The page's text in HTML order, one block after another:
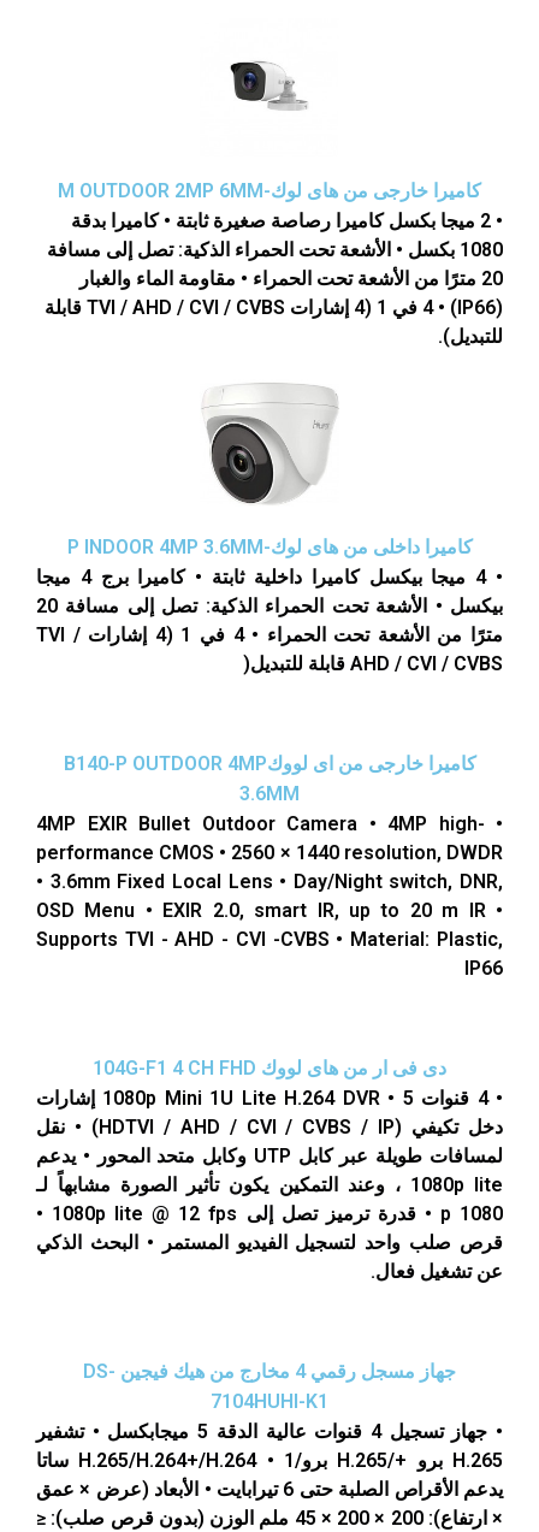
كاميرا خارجى من هاى لوك-M OUTDOOR 2MP 6MM
• 2 ميجا بكسل كاميرا رصاصة صغيرة ثابتة • كاميرا بدقة
1080 بكسل • الأشعة تحت الحمراء الذكية: تصل إلى مسافة
20 مترًا من الأشعة تحت الحمراء • مقاومة الماء والغبار
(IP66) • 4 في 1 (4 إشارات TVI / AHD / CVI / CVBS قابلة
للتبديل).
كاميرا داخلى من هاى لوك-P INDOOR 4MP 3.6MM
• 4 ميجا بيكسل كاميرا داخلية ثابتة • كاميرا برج 4 ميجا
بيكسل • الأشعة تحت الحمراء الذكية: تصل إلى مسافة 20
مترًا من الأشعة تحت الحمراء • 4 في 1 (4 إشارات TVI /
AHD / CVI / CVBS قابلة للتبديل(
كاميرا خارجى من اى لووكB140-P OUTDOOR 4MP
3.6MM
• 4MP EXIR Bullet Outdoor Camera • 4MP high-
performance CMOS • 2560 × 1440 resolution, DWDR
• 3.6mm Fixed Local Lens • Day/Night switch, DNR,
OSD Menu • EXIR 2.0, smart IR, up to 20 m IR •
Supports TVI - AHD - CVI -CVBS • Material: Plastic,
IP66
دى فى ار من هاى لووك 104G-F1 4 CH FHD
• 4 قنوات 1080p Mini 1U Lite H.264 DVR • 5 إشارات
دخل تكيفي (HDTVI / AHD / CVI / CVBS / IP) • نقل
لمسافات طويلة عبر كابل UTP وكابل متحد المحور • يدعم
1080p lite ، وعند التمكين يكون تأثير الصورة مشابهاً لـ
1080 p • قدرة ترميز تصل إلى 1080p lite @ 12 fps •
قرص صلب واحد لتسجيل الفيديو المستمر • البحث الذكي
عن تشغيل فعال.
جهاز مسجل رقمي 4 مخارج من هيك فيجين DS-
7104HUHI-K1
• جهاز تسجيل 4 قنوات عالية الدقة 5 ميجابكسل • تشفير
H.265 برو +/H.265 برو/H.265/H.264+/H.264 • 1 ساتا
يدعم الأقراص الصلبة حتى 6 تيرابايت • الأبعاد (عرض × عمق
× ارتفاع): 200 × 200 × 45 ملم الوزن (بدون قرص صلب): ≤